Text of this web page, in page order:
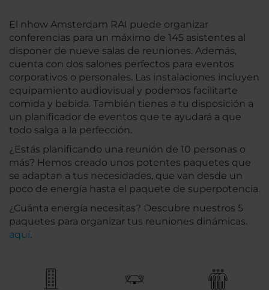
El nhow Amsterdam RAI puede organizar
conferencias para un máximo de 145 asistentes al
disponer de nueve salas de reuniones. Además,
cuenta con dos salones perfectos para eventos
corporativos o personales. Las instalaciones incluyen
equipamiento audiovisual y podemos facilitarte
comida y bebida. También tienes a tu disposición a
un planificador de eventos que te ayudará a que
todo salga a la perfección.
¿Estás planificando una reunión de 10 personas o
más? Hemos creado unos potentes paquetes que
se adaptan a tus necesidades, que van desde un
poco de energía hasta el paquete de superpotencia.
¿Cuánta energía necesitas? Descubre nuestros 5
paquetes para organizar tus reuniones dinámicas.
aquí.